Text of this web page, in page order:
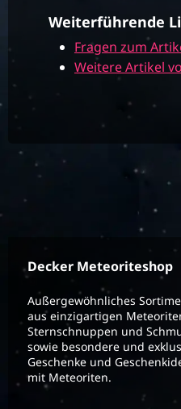
Weiterführende
Fragen zum
Weitere Artikel
Decker Meteoriteshop
Außergewöhnliches
aus einzigartigen
Sternschnuppen und
sowie besondere und
Geschenke und
mit Meteoriten.